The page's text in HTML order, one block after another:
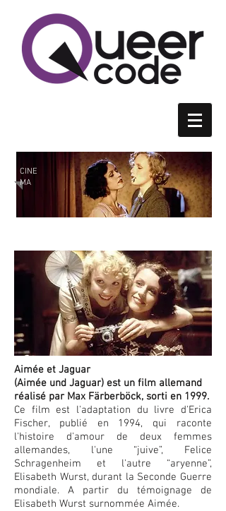
CINE
MA
Aimée et Jaguar
(Aimée und Jaguar) est un film allemand
réalisé par Max Färberböck, sorti en 1999.
Ce film est l'adaptation du livre d'Erica
Fischer, publié en 1994, qui raconte
l'histoire d'amour de deux femmes
allemandes, l'une “juive”, Felice
Schragenheim et l'autre “aryenne”,
Elisabeth Wurst, durant la Seconde Guerre
mondiale. A partir du témoignage de
Elisabeth Wurst surnommée Aimée.